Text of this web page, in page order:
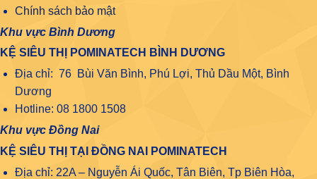
Chính sách bảo mật
Khu vực Bình Dương
KỆ SIÊU THỊ POMINATECH BÌNH DƯƠNG
Địa chỉ: 76 Bùi Văn Bình, Phú Lợi, Thủ Dầu Một, Bình
Dương
Hotline: 08 1800 1508
Khu vực Đồng Nai
KỆ SIÊU THỊ TẠI ĐỒNG NAI POMINATECH
Địa chỉ: 22A – Nguyễn Ái Quốc, Tân Biên, Tp Biên Hòa,